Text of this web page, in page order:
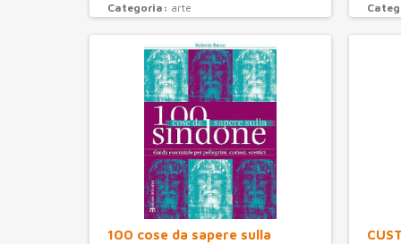
Categoria: arte
100 cose da sapere sulla